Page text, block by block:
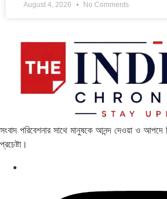
August 4, 2026 No Comments
সংবাদ পরিবেশনার সাথে মানুষকে আনন্দ দেওয়া ও আপদে
প্রচেষ্টা।